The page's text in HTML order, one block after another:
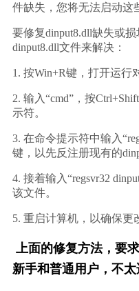
件缺失，您将无法启动这
要修复dinput8.dll缺失或
dinput8.dll文件来解决：
1. 按Win+R键，打开运行
2. 输入“cmd”，按
示符。
3. 在命令提示符中输入
键，以先反注册现有的
4. 接着输入“regsvr32
该文件。
5. 重启计算机，以确保更
上面的修复方法，要
新手和普通用户，不太